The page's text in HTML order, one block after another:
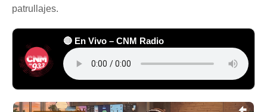
patrullajes.
🔴 En Vivo – CNM Radio